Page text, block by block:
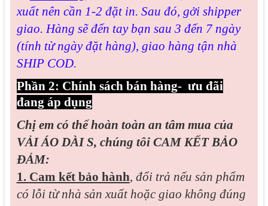
xuất nên cần 1-2 đặt in. Sau đó, gởi shipper
giao. Hàng sẽ đến tay bạn sau 3 đến 7 ngày
(tính từ ngày đặt hàng), giao hàng tận nhà
SHIP COD.
Phần 2: Chính sách bán hàng- ưu đãi
đang áp dụng
Chị em có thể hoàn toàn an tâm mua của
VẢI ÁO DÀI S, chúng tôi CAM KẾT BẢO
ĐẢM:
1. Cam kết bảo hành, đổi trả nếu sản phẩm
có lỗi từ nhà sản xuất hoặc giao không đúng